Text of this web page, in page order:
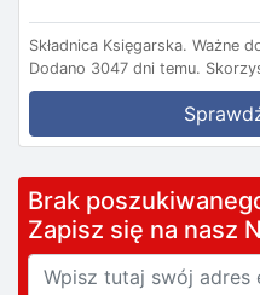
Składnica Księgarska. Ważne
Dodano 3047 dni temu.
Brak
Zapisz się na nasz